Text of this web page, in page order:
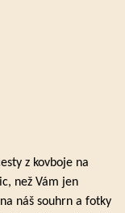
z kovboje na
než Vám jen
náš souhrn a fotky